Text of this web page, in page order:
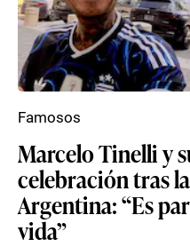
Marcelo Tinelli y
celebración tras
Argentina: “Es
vida”
Famosos